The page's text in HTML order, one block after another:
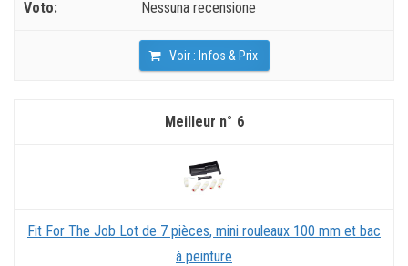
Nessuna recensione
Voir : Infos & Prix
6
Fit For The Job Lot de 7 pièces, mini rouleaux 100 mm et bac
à peinture